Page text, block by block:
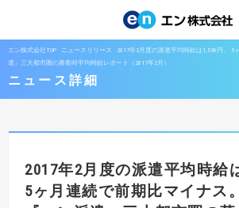
エン株式会社TOP ニュースリリース
2017年2月度の派遣平均時給は1,536円。
遣』三大都市圏の募集時平均時給レポート（2017年2月）
ニュース詳細
2017年2月度の派遣平均時給
5ヶ月連続で前期比マイナス。